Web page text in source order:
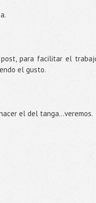
para facilitar el
el gusto.
el del tanga...veremos.